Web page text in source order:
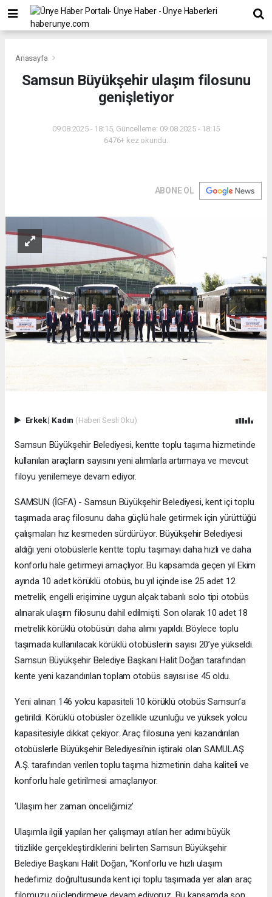
Anasayfa
Samsun Büyükşehir ulaşım filosunu
genişletiyor
09.08.2025 - 18:15, Güncelleme: 09.08.2025 - 18:15
6476+ kez okundu.
ABONE OL
Erkek| Kadın (Haberi Sesli Oku)
Samsun Büyükşehir Belediyesi, kentte toplu taşıma hizmetinde
kullanılan araçların sayısını yeni alımlarla artırmaya ve mevcut
filoyu yenilemeye devam ediyor.
SAMSUN (İGFA) - Samsun Büyükşehir Belediyesi, kent içi toplu
taşımada araç filosunu daha güçlü hale getirmek için yürüttüğü
çalışmaları hız kesmeden sürdürüyor. Büyükşehir Belediyesi
aldığı yeni otobüslerle kentte toplu taşımayı daha hızlı ve daha
konforlu hale getirmeyi amaçlıyor. Bu kapsamda geçen yıl Ekim
ayında 10 adet körüklü otobüs, bu yıl içinde ise 25 adet 12
metrelik, engelli erişimine uygun alçak tabanlı solo tipi otobüs
alınarak ulaşım filosunu dahil edilmişti. Son olarak 10 adet 18
metrelik körüklü otobüsün daha alımı yapıldı. Böylece toplu
taşımada kullanılacak körüklü otobüslerin sayısı 20’ye yükseldi.
Samsun Büyükşehir Belediye Başkanı Halit Doğan tarafından
kente yeni kazandırılan toplam otobüs sayısı ise 45 oldu.
Yeni alınan 146 yolcu kapasiteli 10 körüklü otobüs Samsun’a
getirildi. Körüklü otobüsler özellikle uzunluğu ve yüksek yolcu
kapasitesiyle dikkat çekiyor. Araç filosuna yeni kazandırılan
otobüslerle Büyükşehir Belediyesi’nin iştiraki olan SAMULAŞ
A.Ş. tarafından verilen toplu taşıma hizmetinin daha kaliteli ve
konforlu hale getirilmesi amaçlanıyor.
‘Ulaşım her zaman önceliğimiz’
Ulaşımla ilgili yapılan her çalışmayı atılan her adımı büyük
titizlikle gerçekleştirdiklerini belirten Samsun Büyükşehir
Belediye Başkanı Halit Doğan, “Konforlu ve hızlı ulaşım
hedefimiz doğrultusunda kent içi toplu taşımada yer alan araç